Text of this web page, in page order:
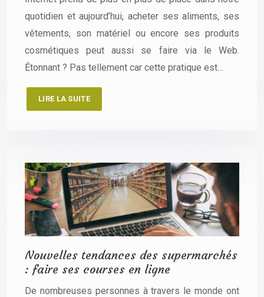
quotidien et aujourd’hui, acheter ses aliments, ses
vêtements, son matériel ou encore ses produits
cosmétiques peut aussi se faire via le Web.
Étonnant ? Pas tellement car cette pratique est…
LIRE LA SUITE
Nouvelles tendances des supermarchés
: faire ses courses en ligne
De nombreuses personnes à travers le monde ont